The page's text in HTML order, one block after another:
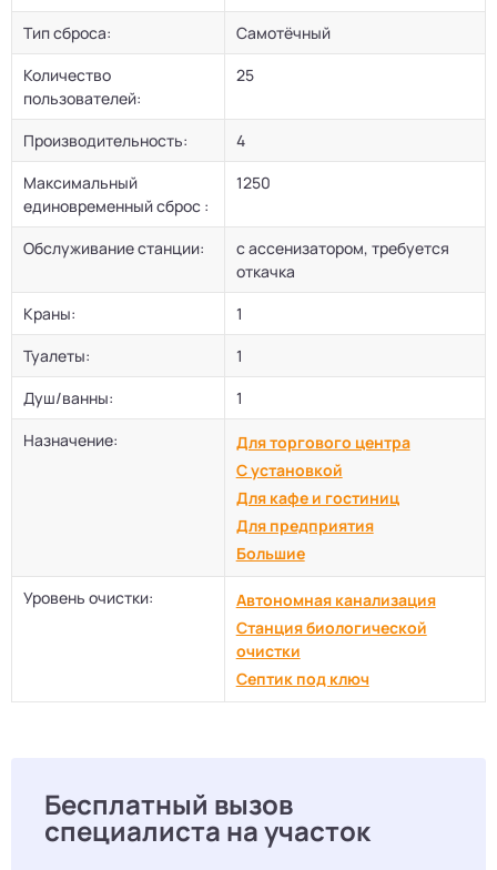
Тип сброса:
Самотёчный
Количество
пользователей:
25
Производительность:
4
Максимальный
единовременный сброс :
1250
Обслуживание станции:
с ассенизатором, требуется
откачка
Краны:
1
Туалеты:
1
Душ/ванны:
1
Назначение:
Для торгового центра
С установкой
Для кафе и гостиниц
Для предприятия
Большие
Уровень очистки:
Автономная канализация
Станция биологической
очистки
Септик под ключ
Бесплатный вызов
специалиста на участок